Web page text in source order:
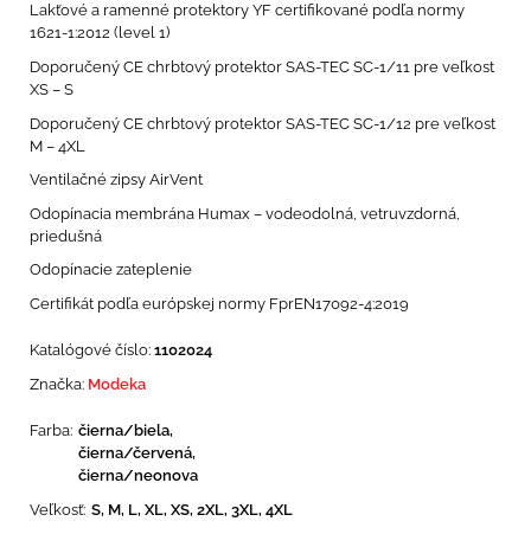
Lakťové a ramenné protektory YF certifikované podľa normy
1621-1:2012 (level 1)
Doporučený CE chrbtový protektor SAS-TEC SC-1/11 pre veľkost
XS – S
Doporučený CE chrbtový protektor SAS-TEC SC-1/12 pre veľkost
M – 4XL
Ventilačné zipsy AirVent
Odopínacia membrána Humax – vodeodolná, vetruvzdorná,
priedušná
Odopínacie zateplenie
Certifikát podľa európskej normy FprEN17092-4:2019
Katalógové číslo: 1102024
Značka: Modeka
Farba: čierna/biela,
čierna/červená,
čierna/neonova
Veľkosť: S, M, L, XL, XS, 2XL, 3XL, 4XL